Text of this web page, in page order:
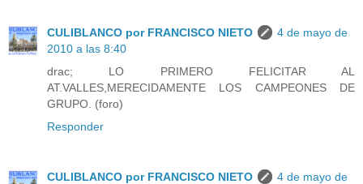
CULIBLANCO por FRANCISCO NIETO
4 de mayo de
2010 a las 8:40
drac; LO PRIMERO FELICITAR AL
AT.VALLES,MERECIDAMENTE LOS CAMPEONES DE
GRUPO. (foro)
Responder
CULIBLANCO por FRANCISCO NIETO
4 de mayo de